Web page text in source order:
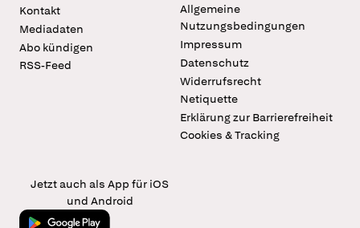
Kontakt
Mediadaten
Abo kündigen
RSS-Feed
Allgemeine
Nutzungsbedingungen
Impressum
Datenschutz
Widerrufsrecht
Netiquette
Erklärung zur Barrierefreiheit
Cookies & Tracking
Jetzt auch als App für iOS
und Android
Jetzt bei Google Play